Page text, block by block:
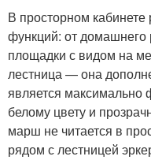
В просторном кабинете
функций: от домашнего
площадки с видом на
лестница — она
является максимально
белому цвету и
марш не читается в
рядом с лестницей